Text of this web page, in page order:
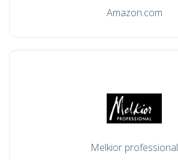
Amazon.com
Melkior professional